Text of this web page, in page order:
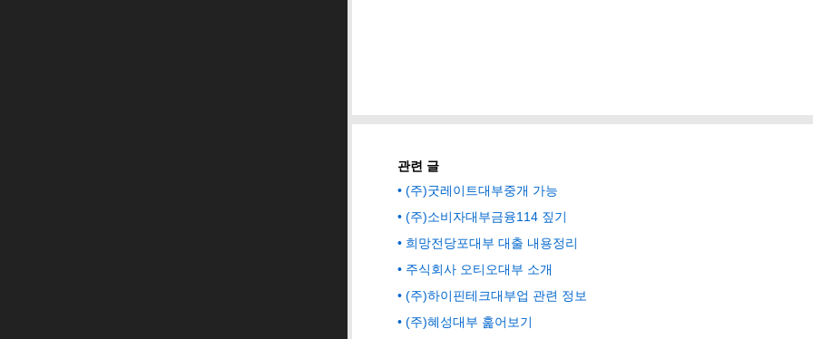
관련 글
(주)굿레이트대부중개 가능
(주)소비자대부금융114 짚기
희망전당포대부 대출 내용정리
주식회사 오티오대부 소개
(주)하이핀테크대부업 관련 정보
(주)혜성대부 훑어보기